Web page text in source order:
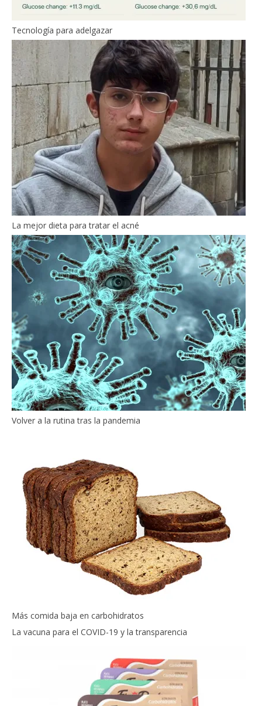
Tecnología para adelgazar
La mejor dieta para tratar el acné
Volver a la rutina tras la pandemia
Más comida baja en carbohidratos
La vacuna para el COVID-19 y la transparencia